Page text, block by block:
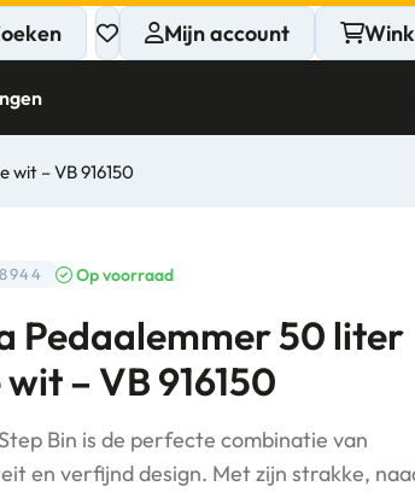
Mijn account
advies
– VB 916150
Op voorraad
Pedaalemmer 50 liter
– VB 916150
Bin is de perfecte combinatie van
en verfijnd design. Met zijn strakke,